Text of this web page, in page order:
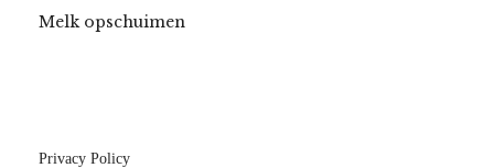
Melk opschuimen
Privacy Policy